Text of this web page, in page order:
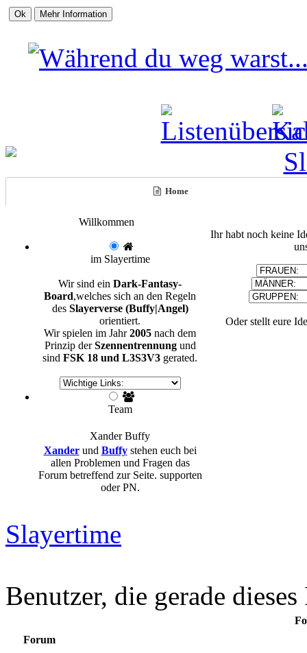
Home
Willkommen
im Slayertime
Wir sind ein Dark-Fantasy-
Board,welches sich an den Regeln
des Slayerverse (Buffy|Angel)
orientiert.
Wir spielen im Jahr2005 nach dem
Prinzip derSzennentrennungund
sind FSK 18 und L3S3V3 gerated.
Team
Xander Buffy
Xanderund Buffystehen euch bei
allen Problemen und Fragen das
Forum betreffend zur Seite. supporten
oder PN.
Ihr habt noch keine
Oder stellt eure
Slayertime
Benutzer, die gerade
Forum